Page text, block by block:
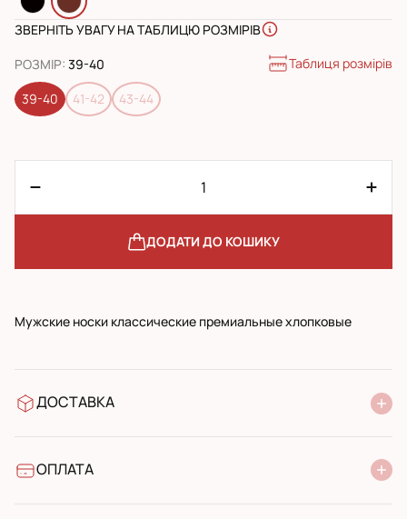
ЗВЕРНІТЬ УВАГУ НА ТАБЛИЦЮ РОЗМІРІВ
РОЗМІР: 39-40 Таблиця розмірів
39-40 41-42 43-44
ДОДАТИ ДО КОШИКУ
Мужские носки классические премиальные хлопковые
ДОСТАВКА
УкрПошта стандарт
ОПЛАТА
Банківський переказ